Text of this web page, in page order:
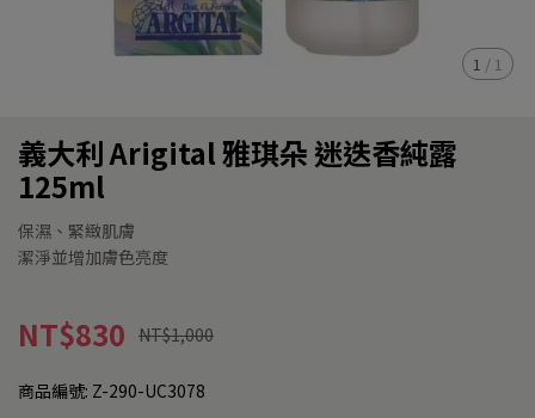
1 / 1
義大利 Arigital 雅琪朵 迷迭香純露
125ml
保濕、緊緻肌膚
潔淨並增加膚色亮度
NT$830 NT$1,000
商品編號: Z-290-UC3078